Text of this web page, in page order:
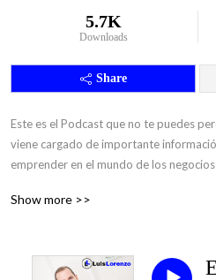
5.7K
Downloads
Share
Este es el Podcast que no te puedes
viene cargado de importante
emprender en el mundo de los
Escúchalo, Descárgalo, Aprende,
Show more >>